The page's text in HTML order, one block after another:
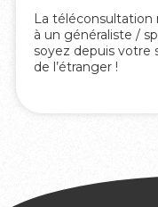
La téléconsultation
à un généraliste /
soyez depuis
de l’étranger !